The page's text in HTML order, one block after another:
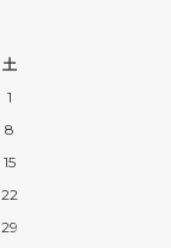
土
1
8
15
22
29